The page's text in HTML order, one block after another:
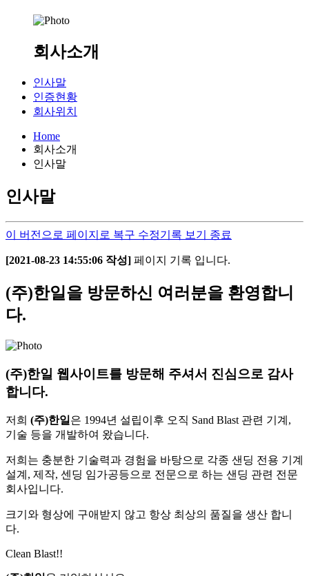
회사소개
인사말
인증현황
회사위치
Home
회사소개
인사말
인사말
이 버전으로 페이지로 복구 수정기록 보기 종료
[2021-08-23 14:55:06 작성] 페이지 기록 입니다.
(주)한일을 방문하신 여러분을 환영합니
다.
(주)한일 웹사이트를 방문해 주셔서 진심으로 감사
합니다.
저희 (주)한일은 1994년 설립이후 오직 Sand Blast 관련 기계,
기술 등을 개발하여 왔습니다.
저희는 충분한 기술력과 경험을 바탕으로 각종 샌딩 전용 기계
설계, 제작, 센딩 임가공등으로 전문으로 하는 샌딩 관련 전문
회사입니다.
크기와 형상에 구애받지 않고 항상 최상의 품질을 생산 합니
다.
Clean Blast!!